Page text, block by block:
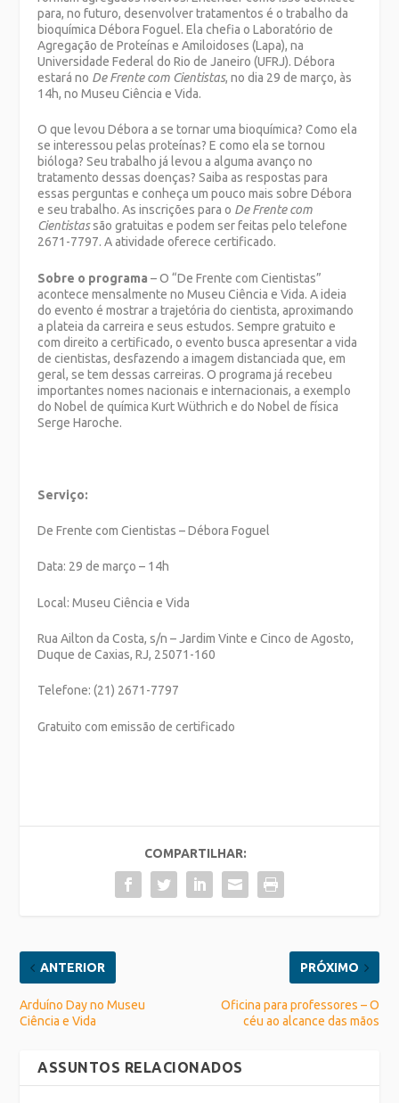
para, no futuro, desenvolver tratamentos é o trabalho da
bioquímica Débora Foguel. Ela chefia o Laboratório de
Agregação de Proteínas e Amiloidoses (Lapa), na
Universidade Federal do Rio de Janeiro (UFRJ). Débora
estará no De Frente com Cientistas, no dia 29 de março, às
14h, no Museu Ciência e Vida.
O que levou Débora a se tornar uma bioquímica? Como ela
se interessou pelas proteínas? E como ela se tornou
bióloga? Seu trabalho já levou a alguma avanço no
tratamento dessas doenças? Saiba as respostas para
essas perguntas e conheça um pouco mais sobre Débora
e seu trabalho. As inscrições para o De Frente com
Cientistassão gratuitas e podem ser feitas pelo telefone
2671-7797. A atividade oferece certificado.
Sobre o programa – O “De Frente com Cientistas”
acontece mensalmente no Museu Ciência e Vida. A ideia
do evento é mostrar a trajetória do cientista, aproximando
a plateia da carreira e seus estudos. Sempre gratuito e
com direito a certificado, o evento busca apresentar a vida
de cientistas, desfazendo a imagem distanciada que, em
geral, se tem dessas carreiras. O programa já recebeu
importantes nomes nacionais e internacionais, a exemplo
do Nobel de química Kurt Wüthrich e do Nobel de física
Serge Haroche.
Serviço:
De Frente com Cientistas – Débora Foguel
Data: 29 de março – 14h
Local: Museu Ciência e Vida
Rua Ailton da Costa, s/n – Jardim Vinte e Cinco de Agosto,
Duque de Caxias, RJ, 25071-160
Telefone: (21) 2671-7797
Gratuito com emissão de certificado
COMPARTILHAR:
ANTERIOR
Arduíno Day no Museu
Ciência e Vida
PRÓXIMO
Oficina para professores – O
céu ao alcance das mãos
ASSUNTOS RELACIONADOS